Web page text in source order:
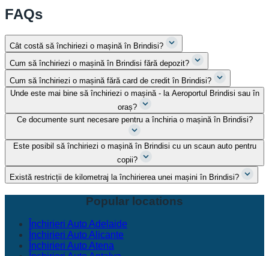
FAQs
Cât costă să închiriezi o mașină în Brindisi?
Cum să închiriezi o mașină în Brindisi fără depozit?
Cum să închiriezi o mașină fără card de credit în Brindisi?
Unde este mai bine să închiriezi o mașină - la Aeroportul Brindisi sau în
oraș?
Ce documente sunt necesare pentru a închiria o mașină în Brindisi?
Este posibil să închiriezi o mașină în Brindisi cu un scaun auto pentru
copii?
Există restricții de kilometraj la închirierea unei mașini în Brindisi?
Popular locations
Închirieri Auto Adelaide
Închirieri Auto Alicante
Închirieri Auto Atena